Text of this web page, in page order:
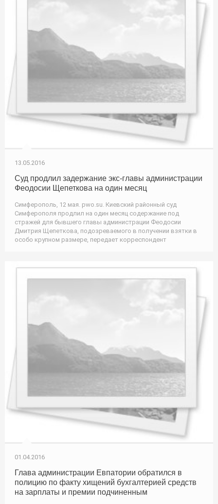
13.05.2016
Суд продлил задержание экс-главы администрации
Феодосии Щепеткова на один месяц
Симферополь, 12 мая. pwo.su. Киевский районный суд
Симферополя продлил на один месяц содержание под
стражей для бывшего главы администрации Феодосии
Дмитрия Щепеткова, подозреваемого в получении взятки в
особо крупном размере, передает корреспондент
01.04.2016
Глава администрации Евпатории обратился в
полицию по факту хищений бухгалтерией средств
на зарплаты и премии подчиненным